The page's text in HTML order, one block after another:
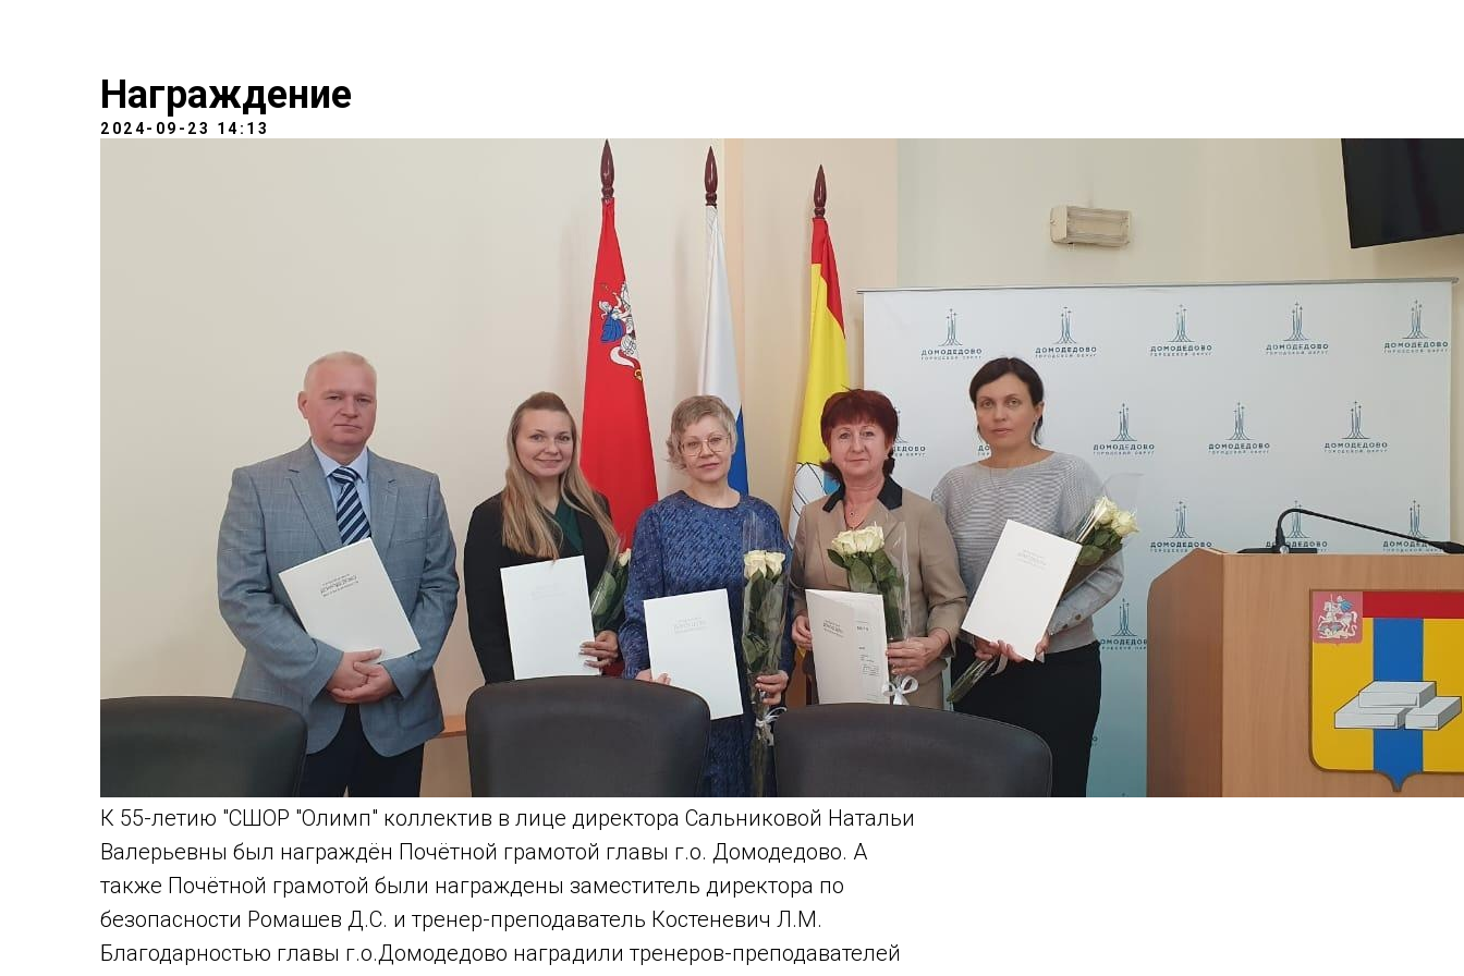
Награждение
2024-09-23 14:13
К 55-летию "СШОР "Олимп" коллектив в лице директора Сальниковой Натальи
Валерьевны был награждён Почётной грамотой главы г.о. Домодедово. А
также Почётной грамотой были награждены заместитель директора по
безопасности Ромашев Д.С. и тренер-преподаватель Костеневич Л.М.
Благодарностью главы г.о.Домодедово наградили тренеров-преподавателей